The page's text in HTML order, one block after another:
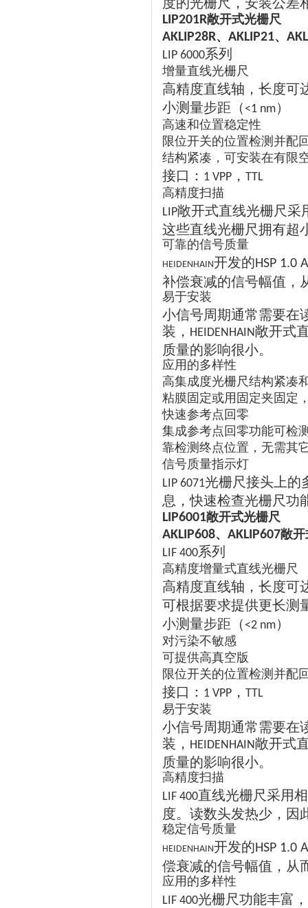
LIP201R敞开式光栅尺
AKLIP28R、 AKLIP21、
LIP 6000系列
增量直线光栅尺
高精度直线轴，长度可
小测量步距（<1 nm）
高速和位置稳定性
限位开关的位置检测并配
结构紧凑，可安装在有限
接口： 1 VPP ， TTL
高精度扫描
LIP敞开式直线光栅尺采
这些直线光栅尺拥有超
可靠的信号质量
HEIDENHAIN开发的HSP 1.0
补偿衰减的信号幅值，
易于安装
小信号周期通常需要在
装， HEIDENHAIN敞开式
质量的影响很小。
应用的多样性
高集成度光栅尺结构紧凑
粘膜固定或用固定夹固定
快速参考点回零
集成参考点回零功能可检
靠检测终点位置，无需其
信号质量指示灯
LIP 6071光栅尺接头上的
息，快速检查光栅尺功
LIP6001敞开式光栅尺
AKLIP608、 AKLIP607敞开
LIF 400系列
高精度增量式直线光栅尺
高精度直线轴，长度可
可根据要求提供更长测
小测量步距（<2 nm）
对污染不敏感
可提供高真空版
限位开关的位置检测并配
接口： 1 VPP ， TTL
易于安装
小信号周期通常需要在
装， HEIDENHAIN敞开式
质量的影响很小。
高精度扫描
LIF 400直线光栅尺采用
度。读数头发热少，因
稳定信号质量
HEIDENHAIN开发的HSP 1.0
偿衰减的信号幅值，从
应用的多样性
LIF 400光栅尺功能丰富